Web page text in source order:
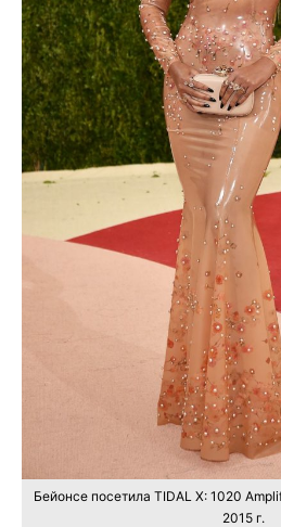
Бейонсе посетила TIDAL X: 1020
2015 г.